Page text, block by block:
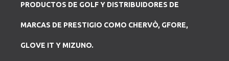
PRODUCTOS DE GOLF Y DISTRIBUIDORES DE
MARCAS DE PRESTIGIO COMO CHERVÒ, GFORE,
GLOVE IT Y MIZUNO.